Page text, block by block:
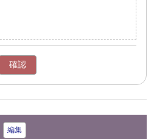
確認
編集